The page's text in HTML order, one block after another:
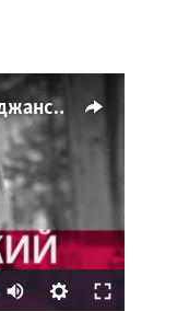
Имидж – все. Почему азербайджанские правозащитники и независимые журналисты попадают в тюрьму